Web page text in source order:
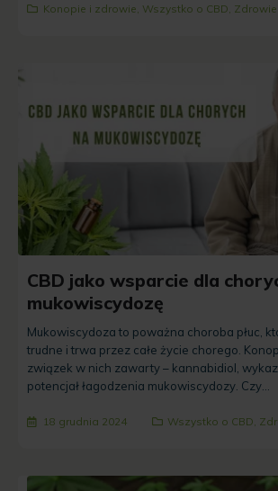
Konopie i zdrowie, Wszystko o CBD, Zdrowie
CBD jako wsparcie dla
mukowiscydozę
Mukowiscydoza to poważna choroba płuc,
trudne i trwa przez całe życie chorego.
związek w nich zawarty – kannabidiol,
potencjał łagodzenia mukowiscydozy. Czy...
18 grudnia 2024 Wszystko o CBD,